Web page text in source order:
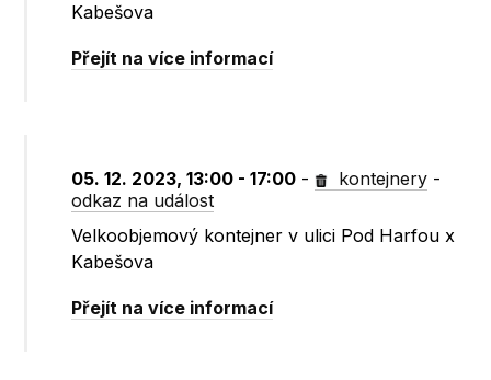
Kabešova
Přejít na více informací
05. 12. 2023, 13:00 - 17:00 - kontejnery -
odkaz na událost
Velkoobjemový kontejner v ulici Pod Harfou x
Kabešova
Přejít na více informací